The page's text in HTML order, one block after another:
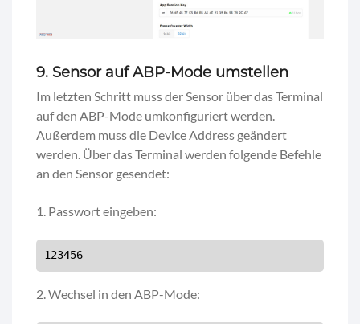
9. Sensor auf ABP-Mode umstellen
Im letzten Schritt muss der Sensor über das Terminal
auf den ABP-Mode umkonfiguriert werden.
Außerdem muss die Device Address geändert
werden. Über das Terminal werden folgende Befehle
an den Sensor gesendet:
1. Passwort eingeben:
123456
2. Wechsel in den ABP-Mode: